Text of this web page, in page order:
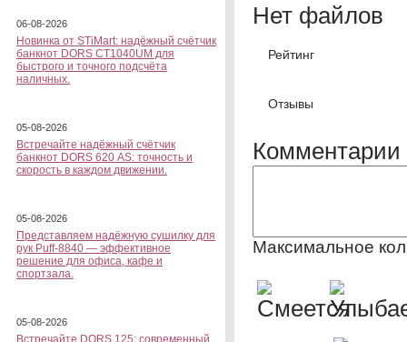
06-08-2026
Новинка от STiMart: надёжный счётчик
банкнот DORS CT1040UM для
быстрого и точного подсчёта
наличных.
05-08-2026
Встречайте надёжный счётчик
банкнот DORS 620 АS: точность и
скорость в каждом движении.
05-08-2026
Представляем надёжную сушилку для
рук Puff-8840 — эффективное
решение для офиса, кафе и
спортзала.
05-08-2026
Встречайте DORS 125: современный
Нет файлов
Рейтинг
Отзывы
Комментарии
Максимальное